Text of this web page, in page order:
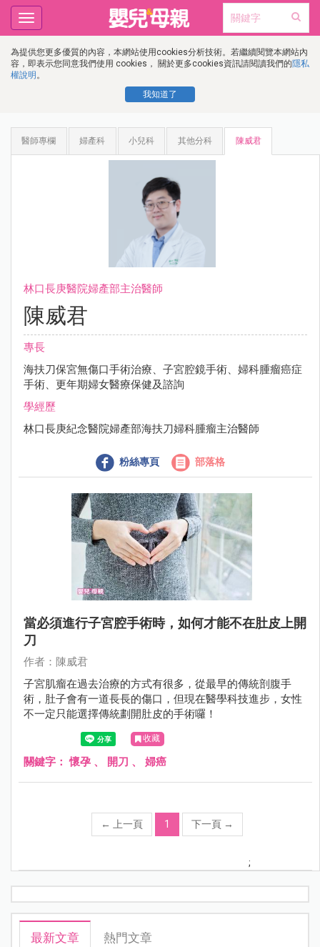
為提供您更多優質的內容，本網站使用cookies分析技術。若繼續閱覽本網站內
容，即表示您同意我們使用 cookies， 關於更多cookies資訊請閱讀我們的隱私
權說明 。
我知道了
Toggle
navigation
醫師專欄 婦產科 小兒科 其他分科 陳威君
林口長庚醫院婦產部主治醫師
陳威君
專長
海扶刀保宮無傷口手術治療、子宮腔鏡手術、婦科腫瘤癌症
手術、更年期婦女醫療保健及諮詢
學經歷
林口長庚紀念醫院婦產部海扶刀婦科腫瘤主治醫師
粉絲專頁 部落格
當必須進行子宮腔手術時，如何才能不在肚皮上開
刀
作者：陳威君
子宮肌瘤在過去治療的方式有很多，從最早的傳統剖腹手
術，肚子會有一道長長的傷口，但現在醫學科技進步，女性
不一定只能選擇傳統劃開肚皮的手術囉！
收藏
關鍵字：懷孕 、 開刀 、 婦癌
← 上一頁 1 下一頁 →
;
最新文章 熱門文章